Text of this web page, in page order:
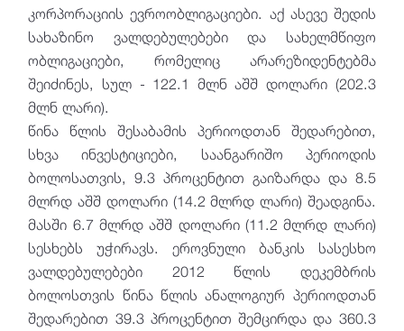
კორპორაციის ევროობლიგაციები. აქ ასევე შედის
სახაზინო ვალდებულებები და სახელმწიფო
ობლიგაციები, რომელიც არარეზიდენტებმა
შეიძინეს, სულ - 122.1 მლნ აშშ დოლარი (202.3
მლნ ლარი).
წინა წლის შესაბამის პერიოდთან შედარებით,
სხვა ინვესტიციები, საანგარიშო პერიოდის
ბოლოსათვის, 9.3 პროცენტით გაიზარდა და 8.5
მლრდ აშშ დოლარი (14.2 მლრდ ლარი) შეადგინა.
მასში 6.7 მლრდ აშშ დოლარი (11.2 მლრდ ლარი)
სესხებს უჭირავს. ეროვნული ბანკის სასესხო
ვალდებულებები 2012 წლის დეკემბრის
ბოლოსთვის წინა წლის ანალოგიურ პერიოდთან
შედარებით 39.3 პროცენტით შემცირდა და 360.3